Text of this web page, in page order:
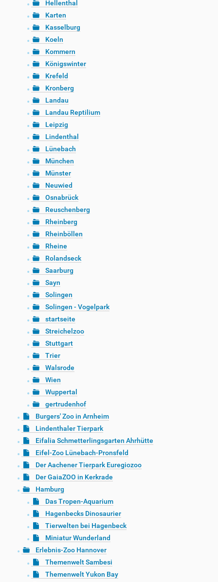
Hellenthal
Karten
Kasselburg
Koeln
Kommern
Königswinter
Krefeld
Kronberg
Landau
Landau Reptilium
Leipzig
Lindenthal
Lünebach
München
Münster
Neuwied
Osnabrück
Reuschenberg
Rheinberg
Rheinböllen
Rheine
Rolandseck
Saarburg
Sayn
Solingen
Solingen - Vogelpark
startseite
Streichelzoo
Stuttgart
Trier
Walsrode
Wien
Wuppertal
gertrudenhof
Burgers' Zoo in Arnheim
Lindenthaler Tierpark
Eifalia Schmetterlingsgarten Ahrhütte
Eifel-Zoo Lünebach-Pronsfeld
Der Aachener Tierpark Euregiozoo
Der GaiaZOO in Kerkrade
Hamburg
Das Tropen-Aquarium
Hagenbecks Dinosaurier
Tierwelten bei Hagenbeck
Miniatur Wunderland
Erlebnis-Zoo Hannover
Themenwelt Sambesi
Themenwelt Yukon Bay